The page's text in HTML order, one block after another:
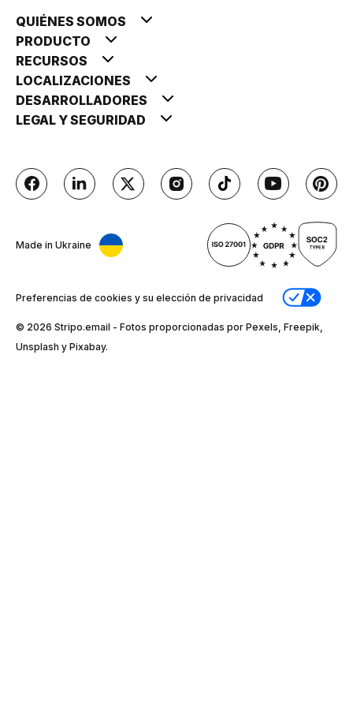
QUIÉNES SOMOS
PRODUCTO
RECURSOS
LOCALIZACIONES
DESARROLLADORES
LEGAL Y SEGURIDAD
Made in Ukraine
Preferencias de cookies y su elección de privacidad
© 2026 Stripо.email - Fotos proporcionadas por Pexels, Freepik,
Unsplash y Pixabay.